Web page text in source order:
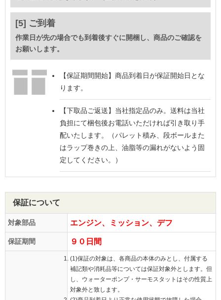
[5] ご到着
作業日が先の場合でも到着後すぐに開梱し、商品のご確認を
お願いします。
【保証期間開始】 商品到着日が保証開始日とな
ります。
【下取品ご返送】 当社指定品のみ。送料は当社
負担にて梱包後お電話いただければ引き取り手
配いたします。（パレット積み、段ボールまた
はラップ巻きの上、油脂等の漏れがないよう固
定してください。）
保証について
対象部品 エンジン、ミッション、デフ
保証期間 ９０日間
(1)保証の対象は、各商品の本体のみとし、付属する
補記類や消耗品等については保証対象外とします。但
し、ウォーターポンプ・サーモスタットはその性質上
対象外と致します。